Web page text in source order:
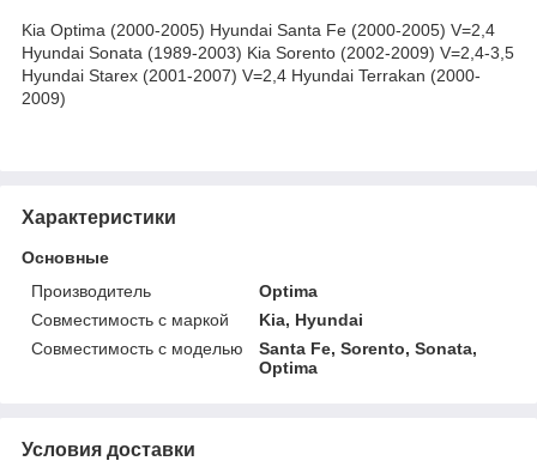
Kia Optima (2000-2005) Hyundai Santa Fe (2000-2005) V=2,4
Hyundai Sonata (1989-2003) Kia Sorento (2002-2009) V=2,4-3,5
Hyundai Starex (2001-2007) V=2,4 Hyundai Terrakan (2000-
2009)
Характеристики
Основные
Производитель
Optima
Совместимость с маркой
Kia, Hyundai
Совместимость с моделью
Santa Fe, Sorento, Sonata,
Optima
Условия доставки